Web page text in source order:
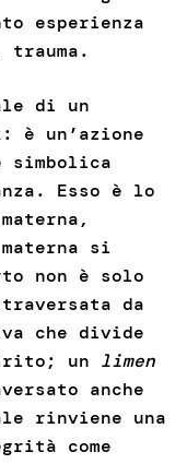
esperienza
trauma.
di un
è un’azione
simbolica
Esso è lo
si
non è solo
da
che divide
un limen
anche
rinviene una
come